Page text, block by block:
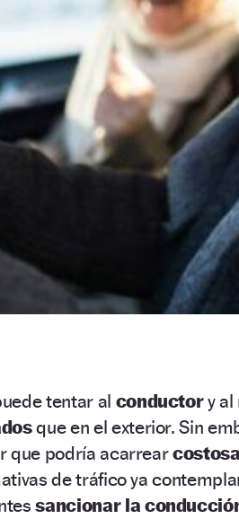
tentar al conductory al
que en el exterior. Sin
que podría acarrear
de tráfico ya
sancionar la